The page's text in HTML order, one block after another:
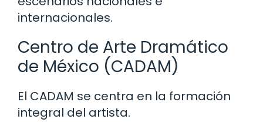
internacionales.
Centro de Arte Dramático
de México (CADAM)
El CADAM se centra en la formación
integral del artista.